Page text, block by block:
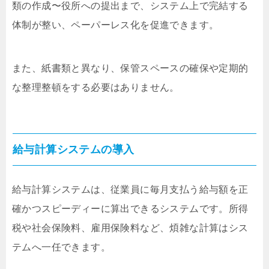
類の作成〜役所への提出まで、システム上で完結する
体制が整い、ペーパーレス化を促進できます。
また、紙書類と異なり、保管スペースの確保や定期的
な整理整頓をする必要はありません。
給与計算システムの導入
給与計算システムは、従業員に毎月支払う給与額を正
確かつスピーディーに算出できるシステムです。所得
税や社会保険料、雇用保険料など、煩雑な計算はシス
テムへ一任できます。